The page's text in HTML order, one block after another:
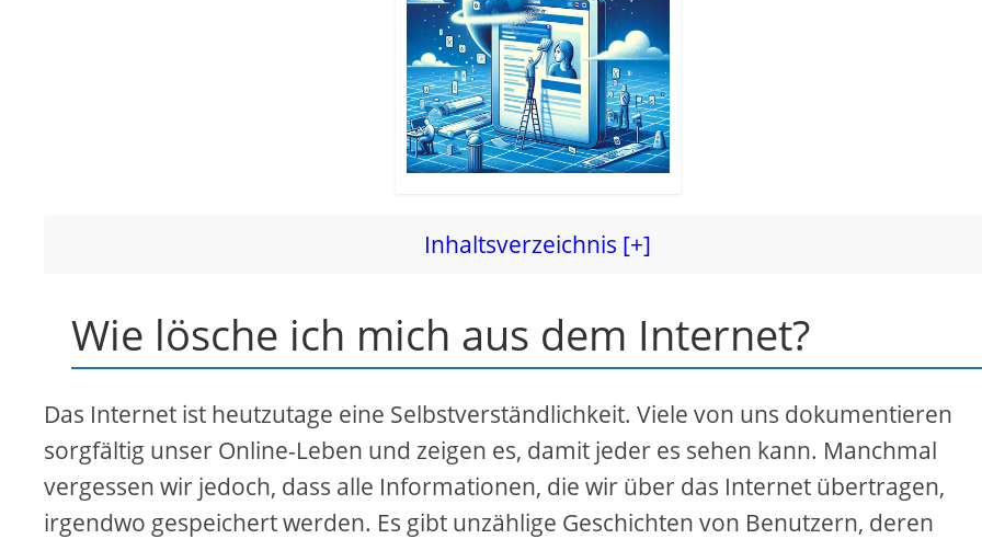
Inhaltsverzeichnis [+]
Wie lösche ich mich aus dem Internet?
Das Internet ist heutzutage eine Selbstverständlichkeit. Viele von uns dokumentieren
sorgfältig unser Online-Leben und zeigen es, damit jeder es sehen kann. Manchmal
vergessen wir jedoch, dass alle Informationen, die wir über das Internet übertragen,
irgendwo gespeichert werden. Es gibt unzählige Geschichten von Benutzern, deren